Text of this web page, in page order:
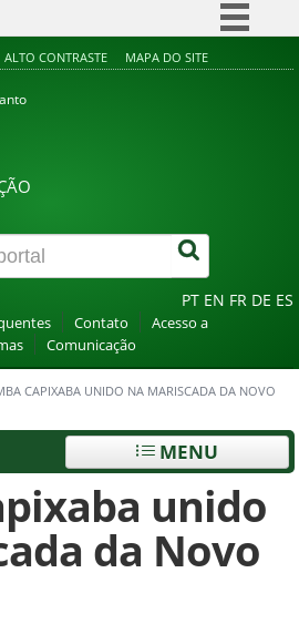
Simplifique!
Canais
ALTO CONTRASTE MAPA DO SITE
PT EN FR DE ES
Contato
Acesso a
Comunicação
CAPIXABA UNIDO NA MARISCADA DA NOVO
MENU
unido
da Novo